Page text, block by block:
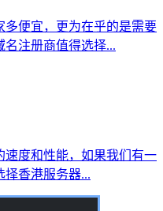
便宜，更为在乎的是需要
注册商值得选择...
速度和性能，如果我们有一
择香港服务器...